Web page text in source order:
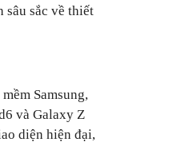
sâu sắc về thiết
Samsung,
và Galaxy Z
diện hiện đại,